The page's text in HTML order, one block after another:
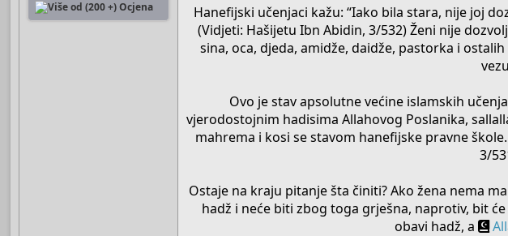
Hanefijski učenjaci kažu: “Iako bila stara, nije joj
(Vidjeti: Hašijetu Ibn Abidin, 3/532) Ženi nije
sina, oca, djeda, amidže, daidže, pastorka i
Ovo je stav apsolutne većine islamskih
vjerodostojnim hadisima Allahovog Poslanika,
mahrema i kosi se stavom hanefijske pravne
3/
Ostaje na kraju pitanje šta činiti? Ako žena nema
hadž i neće biti zbog toga grješna, naprotiv, bit
obavi hadž, a